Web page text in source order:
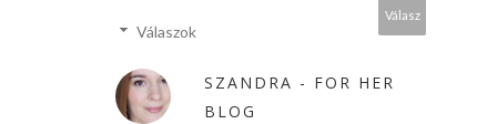
Válasz
Válaszok
SZANDRA - FOR HER
BLOG